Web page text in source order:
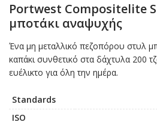
Portwest Compositelite
μποτάκι αναψυχής
Ένα μη μεταλλικό πεζοπόρου στυλ
καπάκι συνθετικό στα δάχτυλα 200
ευέλικτο για όλη την ημέρα.
Standards
ISO